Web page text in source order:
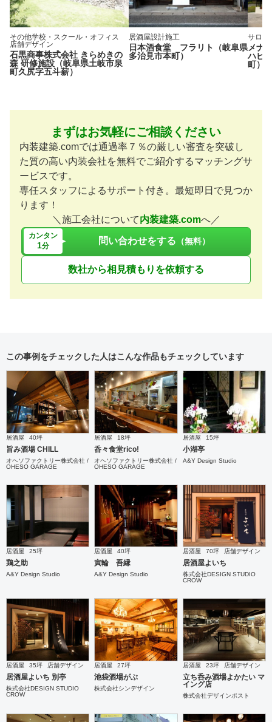
その他学校・スクール・オフィス
店舗デザイン
石黒商事株式会社 きらめきの
森 研修施設（岐阜県土岐市泉
町久尻字五斗薪）
居酒屋設計施工
日本酒食堂 フラリト（岐阜県
多治見市本町）
サロン
メナ
ハピ
町）
まずはお気軽にご相談ください
内装建築.comでは通過率７％の厳しい審査を突破し
た質の高い内装会社を無料でご紹介するマッチングサ
ービスです。
専任スタッフによるサポート付き。最短即日で見つか
ります！
＼施工会社について内装建築.comへ／
カンタン
1分 問い合わせをする （無料）
数社から相見積もりを依頼する
この事例をチェックした人はこんな作品もチェックしています
居酒屋 40坪
旨み酒場 CHILL
オヘソファクトリー株式会社 /
OHESO GARAGE
居酒屋 18坪
呑々食堂rico!
オヘソファクトリー株式会社 /
OHESO GARAGE
居酒屋 15坪
小湖亭
A&Y Design Studio
居酒屋 25坪
鶏之助
A&Y Design Studio
居酒屋 40坪
寅輪 吾縁
A&Y Design Studio
居酒屋 70坪 店舗デザイン
居酒屋よいち
株式会社DESIGN STUDIO
CROW
居酒屋 35坪 店舗デザイン
居酒屋よいち 別亭
株式会社DESIGN STUDIO
CROW
居酒屋 27坪
池袋酒場がぶ
株式会社シンデザイン
居酒屋 23坪 店舗デザイン
立ち呑み酒場よかたい マ
イング店
株式会社デザインポスト